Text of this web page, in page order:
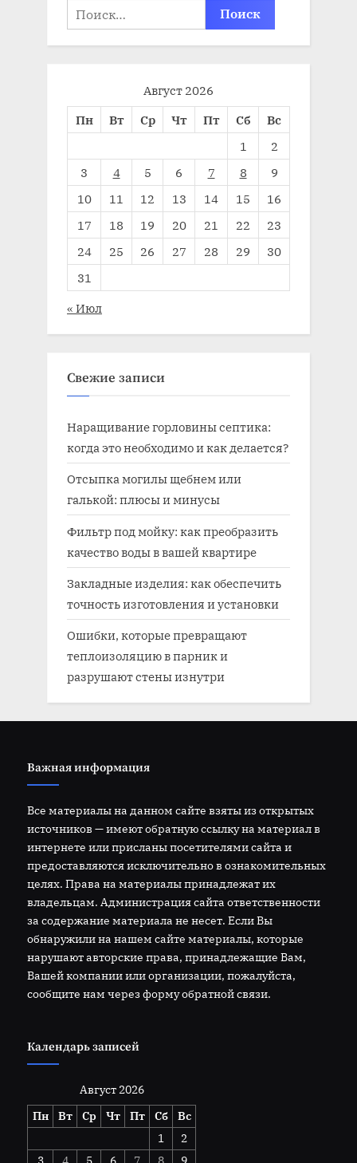
Найти:
Август 2026
Пн
Вт Ср Чт Пт Сб
Вс
1
2
3
4 5 6 7 8
9
10
11 12 13 14 15
16
17
18 19 20 21 22
23
24
25 26 27 28 29
30
31
« Июл
Свежие записи
Наращивание горловины септика:
когда это необходимо и как делается?
Отсыпка могилы щебнем или
галькой: плюсы и минусы
Фильтр под мойку: как преобразить
качество воды в вашей квартире
Закладные изделия: как обеспечить
точность изготовления и установки
Ошибки, которые превращают
теплоизоляцию в парник и
разрушают стены изнутри
Важная информация
Все материалы на данном сайте взяты из открытых
источников — имеют обратную ссылку на материал в
интернете или присланы посетителями сайта и
предоставляются исключительно в ознакомительных
целях. Права на материалы принадлежат их
владельцам. Администрация сайта ответственности
за содержание материала не несет. Если Вы
обнаружили на нашем сайте материалы, которые
нарушают авторские права, принадлежащие Вам,
Вашей компании или организации, пожалуйста,
сообщите нам через форму обратной связи.
Календарь записей
Август 2026
Пн
Вт Ср Чт Пт Сб
Вс
1
2